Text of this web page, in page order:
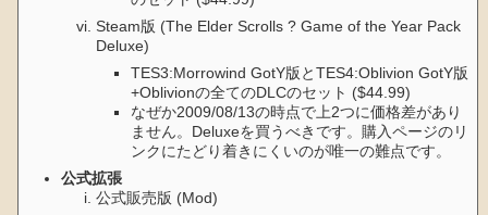
Steam版 (The Elder Scrolls ? Game of the Year Pack
Deluxe)
TES3:Morrowind GotY版とTES4:Oblivion GotY版
+Oblivionの全てのDLCのセット ($44.99)
なぜか2009/08/13の時点で上2つに価格差があり
ません。Deluxeを買うべきです。購入ページのリ
ンクにたどり着きにくいのが唯一の難点です。
公式拡張
公式販売版 (Mod)